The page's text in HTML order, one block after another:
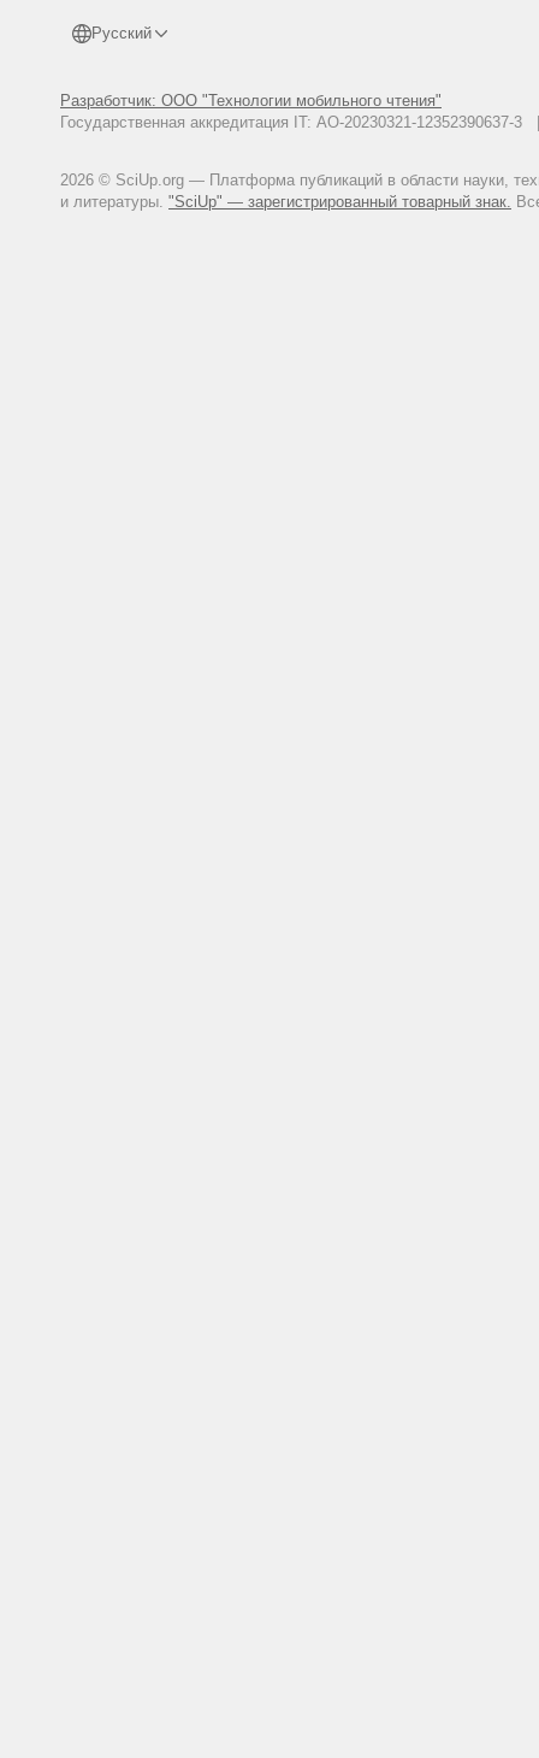
Русский
Разработчик: ООО "Технологии мобильного чтения"
Государственная аккредитация IT: АО-20230321-
2026 © SciUp.org — Платформа публикаций в области науки,
и литературы. "SciUp" — зарегистрированный товарный знак.